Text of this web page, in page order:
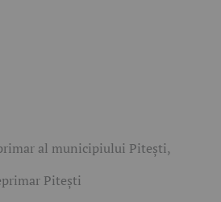
al municipiului Pitești,
Pitești